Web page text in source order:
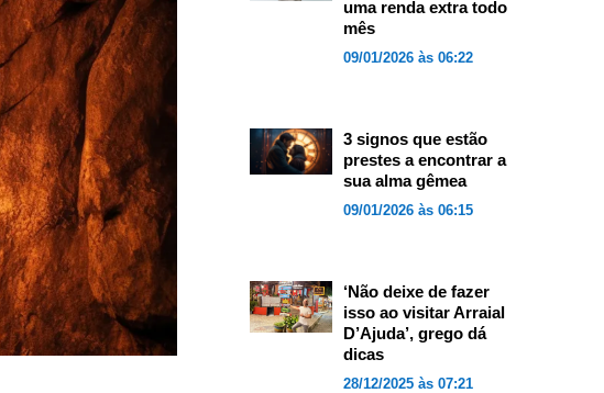
uma renda extra todo
mês
09/01/2026 às 06:22
3 signos que estão
prestes a encontrar a
sua alma gêmea
09/01/2026 às 06:15
‘Não deixe de fazer
isso ao visitar Arraial
D’Ajuda’, grego dá
dicas
28/12/2025 às 07:21